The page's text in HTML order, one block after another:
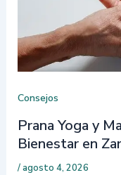
Consejos
Prana Yoga y
Bienestar en
/agosto 4, 2026